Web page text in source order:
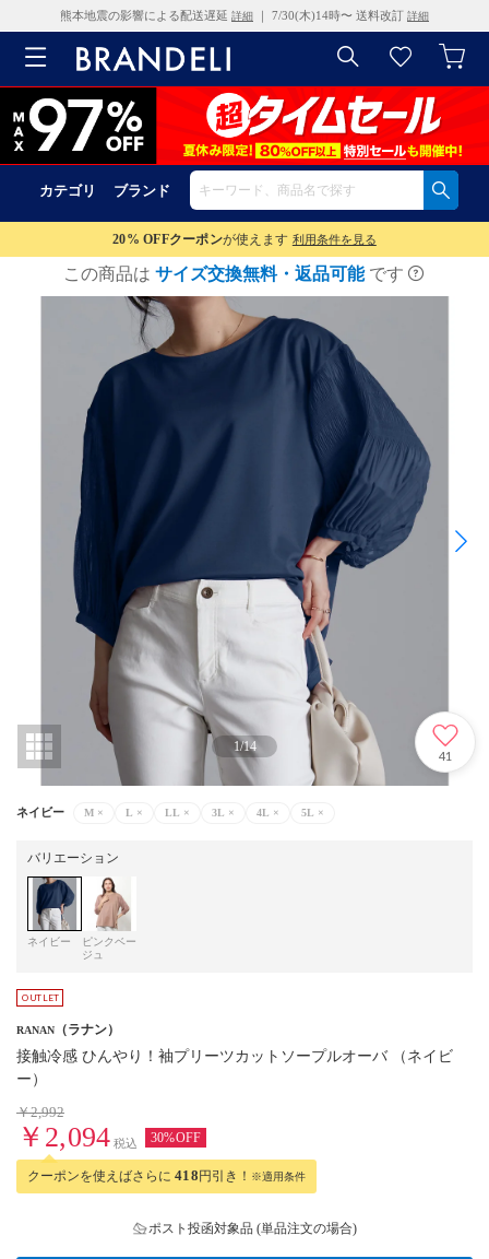
熊本地震の影響による配送遅延 詳細 ｜ 7/30(木)14時〜 送料改訂 詳細
カテゴリ ブランド
20% OFFクーポンが使えます 利用条件を見る
この商品は サイズ交換無料・返品可能 です
1/14
41
ネイビー M × L × LL × 3L × 4L × 5L ×
バリエーション
ネイビー
ピンクベー
ジュ
RANAN （ラナン）
接触冷感 ひんやり！袖プリーツカットソープルオーバ （ネイビ
ー）
￥2,992
￥2,094 税込 30%OFF
クーポンを使えばさらに 418円引き！ ※適用条件
ポスト投函対象品 (単品注文の場合)